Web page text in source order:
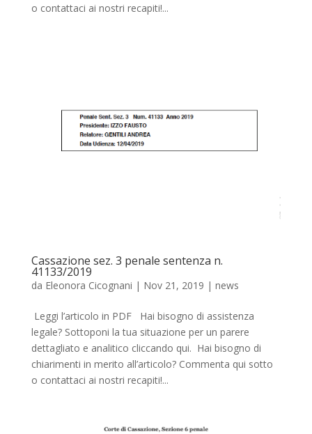
o contattaci ai nostri recapiti!...
Cassazione sez. 3 penale sentenza n.
41133/2019
da Eleonora Cicognani | Nov 21, 2019 | news
Leggi l’articolo in PDF Hai bisogno di assistenza
legale? Sottoponi la tua situazione per un parere
dettagliato e analitico cliccando qui. Hai bisogno di
chiarimenti in merito all’articolo? Commenta qui sotto
o contattaci ai nostri recapiti!...